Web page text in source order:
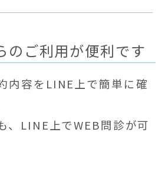
のご利用が便利です
内容をLINE上で簡単に確
、LINE上でWEB問診が可